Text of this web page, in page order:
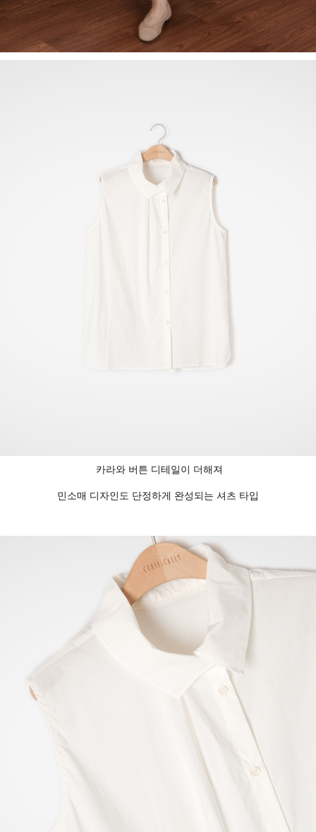
카라와 버튼 디테일이 더해져
민소매 디자인도 단정하게 완성되는 셔츠 타입